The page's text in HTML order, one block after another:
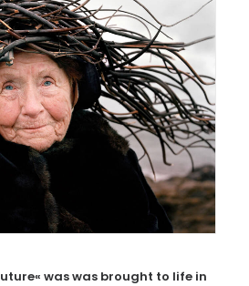
was was brought to life in